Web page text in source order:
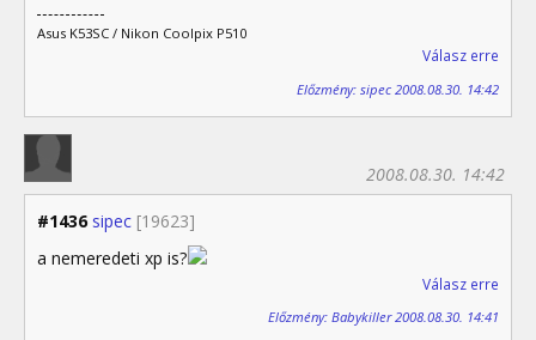
Asus K53SC / Nikon Coolpix P510
Válasz erre
Előzmény: sipec 2008.08.30. 14:42
#1436 sipec [19623]
2008.08.30. 14:42
a nemeredeti xp is?
Válasz erre
Előzmény: Babykiller 2008.08.30. 14:41